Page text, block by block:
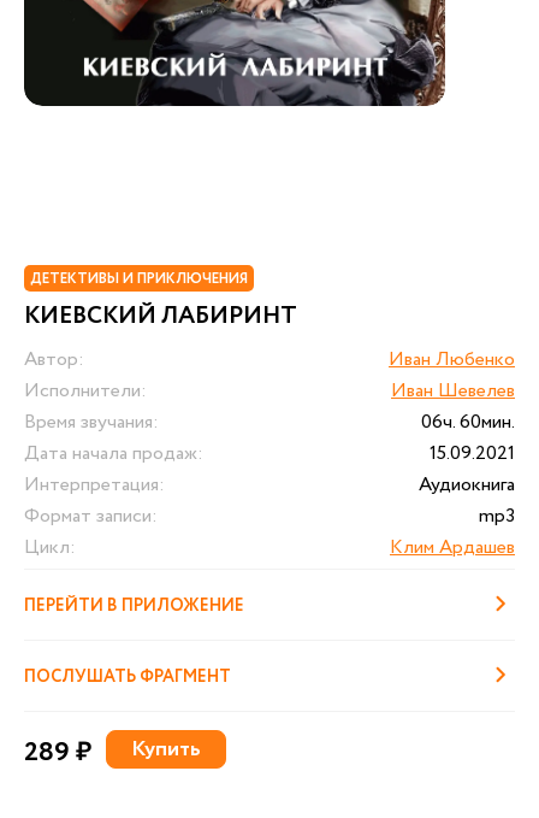
ДЕТЕКТИВЫ И ПРИКЛЮЧЕНИЯ
КИЕВСКИЙ ЛАБИРИНТ
Автор:
Иван Любенко
Исполнители:
Иван Шевелев
Время звучания:
06ч. 60мин.
Дата начала продаж:
15.09.2021
Интерпретация:
Аудиокнига
Формат записи:
mp3
Цикл:
Клим Ардашев
ПЕРЕЙТИ В ПРИЛОЖЕНИЕ
ПОСЛУШАТЬ ФРАГМЕНТ
289 ₽ Купить